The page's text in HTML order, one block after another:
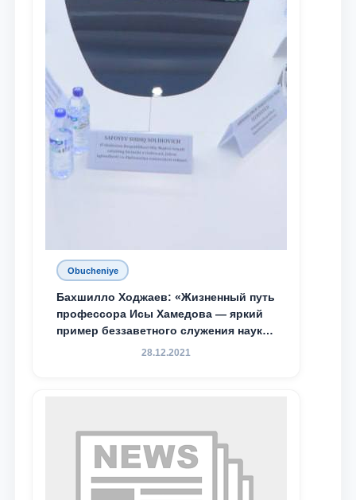
Obucheniye
Бахшилло Ходжаев: «Жизненный путь
профессора Исы Хамедова — яркий
пример беззаветного служения науке,
Родине и воспитанию молодого
28.12.2021